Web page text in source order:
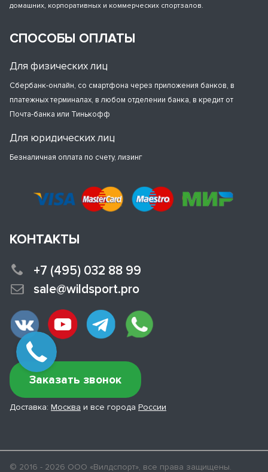
домашних, корпоративных и коммерческих спортзалов.
СПОСОБЫ ОПЛАТЫ
Для физических лиц
Сбербанк-онлайн, со смартфона через приложения банков, в
платежных терминалах, в любом отделении банка, в кредит от
Почта-банка или Тинькофф
Для юридических лиц
Безналичная оплата по счету, лизинг
КОНТАКТЫ
+7 (495) 032 88 99
sale@wildsport.pro
Заказать звонок
Доставка: Москва и все города России
© 2016 - 2026 ООО «Вилдспорт», все права защищены.